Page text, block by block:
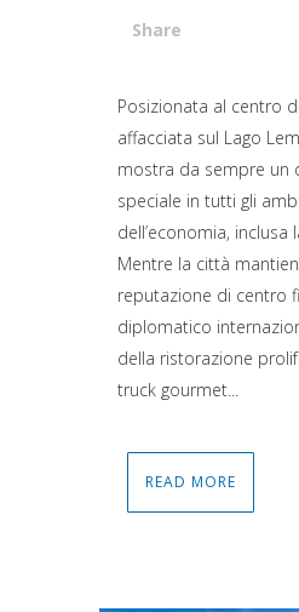
Share
Attiva comando
Posizionata al centro
affacciata sul Lago
mostra da sempre un
speciale in tutti gli
dell’economia, inclusa
Mentre la città
reputazione di centro
diplomatico
della ristorazione
truck gourmet...
READ MORE